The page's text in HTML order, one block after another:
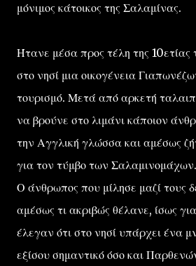
μόνιμος κάτοικος της Σαλαμίνας.
Ήτανε μέσα προς τέλη της
στο νησί μια οικογένεια
τουρισμό. Μετά από αρκετή
να βρούνε στο λιμάνι κάποιον
την Αγγλική γλώσσα και αμέσως
για τον τύμβο των Σαλαμινομάχων.
Ο άνθρωπος που μίλησε μαζί τους
αμέσως τι ακριβώς θέλανε, ίσως
έλεγαν ότι στο νησί υπάρχει ένα
εξίσου σημαντικό όσο και